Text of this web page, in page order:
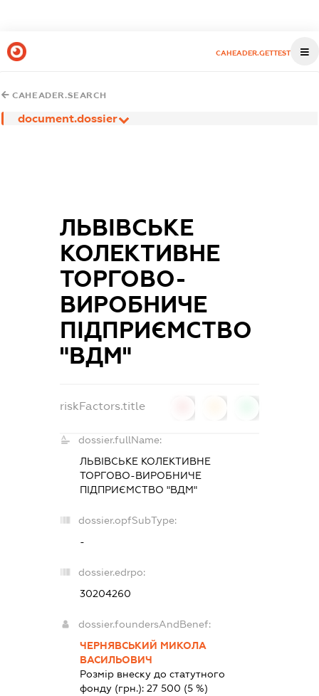
CAHEADER.GETTEST
CAHEADER.SEARCH
document.dossier
ЛЬВІВСЬКЕ
КОЛЕКТИВНЕ
ТОРГОВО-
ВИРОБНИЧЕ
ПІДПРИЄМСТВО
"ВДМ"
riskFactors.title
dossier.fullName:
ЛЬВІВСЬКЕ КОЛЕКТИВНЕ
ТОРГОВО-ВИРОБНИЧЕ
ПІДПРИЄМСТВО "ВДМ"
dossier.opfSubType:
-
dossier.edrpo:
30204260
dossier.foundersAndBenef:
ЧЕРНЯВСЬКИЙ МИКОЛА
ВАСИЛЬОВИЧ
Розмір внеску до статутного
фонду (грн.):27 500 (5 %)